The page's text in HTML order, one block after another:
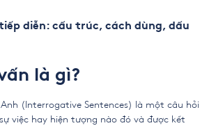
diễn: cấu trúc, cách dùng, dấu
là gì?
(Interrogative Sentences)
là một câu hỏi
việc hay hiện tượng nào đó và được kết